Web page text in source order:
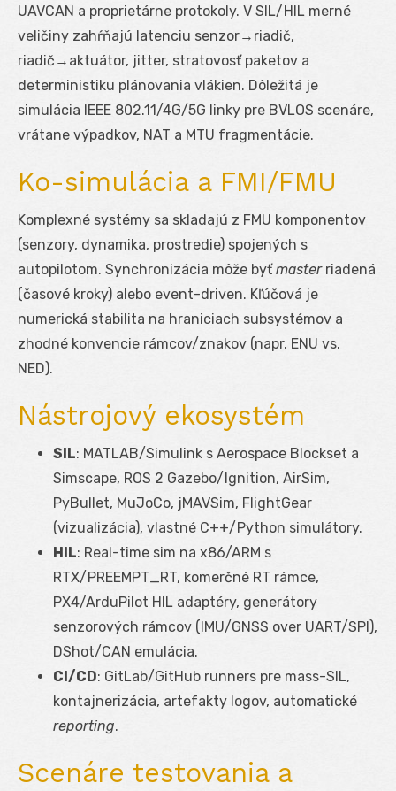
UAVCAN a proprietárne protokoly. V SIL/HIL merné
veličiny zahŕňajú latenciu senzor→riadič,
riadič→aktuátor, jitter, stratovosť paketov a
deterministiku plánovania vlákien. Dôležitá je
simulácia IEEE 802.11/4G/5G linky pre BVLOS scenáre,
vrátane výpadkov, NAT a MTU fragmentácie.
Ko-simulácia a FMI/FMU
Komplexné systémy sa skladajú z FMU komponentov
(senzory, dynamika, prostredie) spojených s
autopilotom. Synchronizácia môže byťmasterriadená
(časové kroky) alebo event-driven. Kľúčová je
numerická stabilita na hraniciach subsystémov a
zhodné konvencie rámcov/znakov (napr. ENU vs.
NED).
Nástrojový ekosystém
SIL: MATLAB/Simulink s Aerospace Blockset a
Simscape, ROS 2 Gazebo/Ignition, AirSim,
PyBullet, MuJoCo, jMAVSim, FlightGear
(vizualizácia), vlastné C++/Python simulátory.
HIL: Real-time sim na x86/ARM s
RTX/PREEMPT_RT, komerčné RT rámce,
PX4/ArduPilot HIL adaptéry, generátory
senzorových rámcov (IMU/GNSS over UART/SPI),
DShot/CAN emulácia.
CI/CD: GitLab/GitHub runners pre mass-SIL,
kontajnerizácia, artefakty logov, automatické
reporting.
Scenáre testovania a